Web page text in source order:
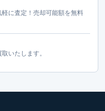
に査定！売却可能額を無料
いたします。